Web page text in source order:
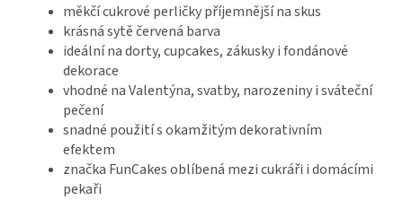
měkčí cukrové perličky příjemnější na skus
krásná sytě červená barva
ideální na dorty, cupcakes, zákusky i fondánové
dekorace
vhodné na Valentýna, svatby, narozeniny i sváteční
pečení
snadné použití s okamžitým dekorativním
efektem
značka FunCakes oblíbená mezi cukráři i domácími
pekaři